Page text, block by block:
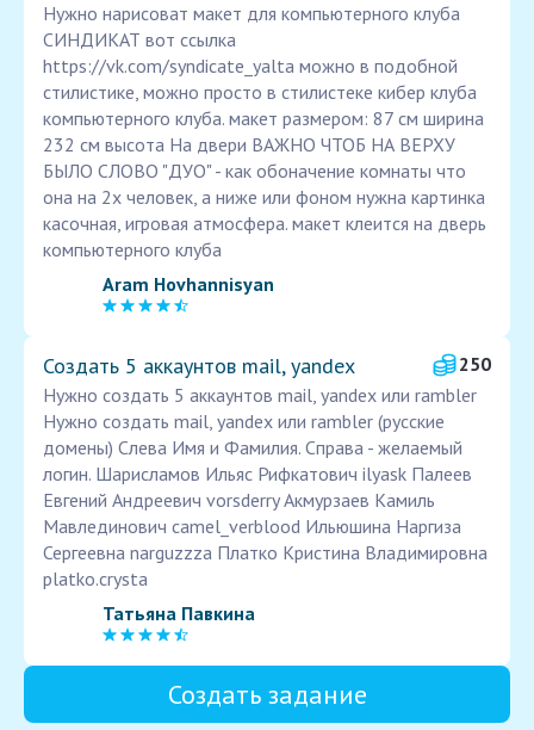
Нужно нарисоват макет для компьютерного клуба
СИНДИКАТ вот ссылка
https://vk.com/syndicate_yalta можно в подобной
стилистике, можно просто в стилистеке кибер клуба
компьютерного клуба. макет размером: 87 см ширина
232 см высота На двери ВАЖНО ЧТОБ НА ВЕРХУ
БЫЛО СЛОВО "ДУО" - как обоначение комнаты что
она на 2х человек, а ниже или фоном нужна картинка
касочная, игровая атмосфера. макет клеится на дверь
компьютерного клуба
Aram Hovhannisyan
Создать 5 аккаунтов mail, yandex
250
Нужно создать 5 аккаунтов mail, yandex или rambler
Нужно создать mail, yandex или rambler (русские
домены) Слева Имя и Фамилия. Справа - желаемый
логин. Шарисламов Ильяс Рифкатович ilyask Палеев
Евгений Андреевич vorsderry Акмурзаев Камиль
Мавлединович camel_verblood Ильюшина Наргиза
Сергеевна narguzzza Платко Кристина Владимировна
platko.crysta
Татьяна Павкина
Создать задание